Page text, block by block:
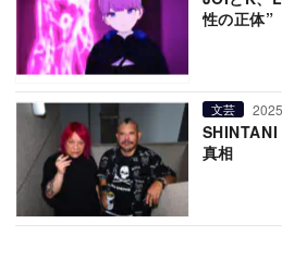
性の正体”
文芸
真相